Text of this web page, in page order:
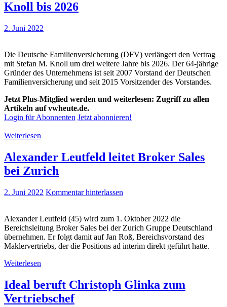
Knoll bis 2026
2. Juni 2022
Die Deutsche Familienversicherung (DFV) verlängert den Vertrag
mit Stefan M. Knoll um drei weitere Jahre bis 2026. Der 64-jährige
Gründer des Unternehmens ist seit 2007 Vorstand der Deutschen
Familienversicherung und seit 2015 Vorsitzender des Vorstandes.
Jetzt Plus-Mitglied werden und weiterlesen: Zugriff zu allen
Artikeln auf vwheute.de.
Login für Abonnenten Jetzt abonnieren!
Weiterlesen
Alexander Leutfeld leitet Broker Sales
bei Zurich
2. Juni 2022 Kommentar hinterlassen
Alexander Leutfeld (45) wird zum 1. Oktober 2022 die
Bereichsleitung Broker Sales bei der Zurich Gruppe Deutschland
übernehmen. Er folgt damit auf Jan Roß, Bereichsvorstand des
Maklervertriebs, der die Positions ad interim direkt geführt hatte.
Weiterlesen
Ideal beruft Christoph Glinka zum
Vertriebschef